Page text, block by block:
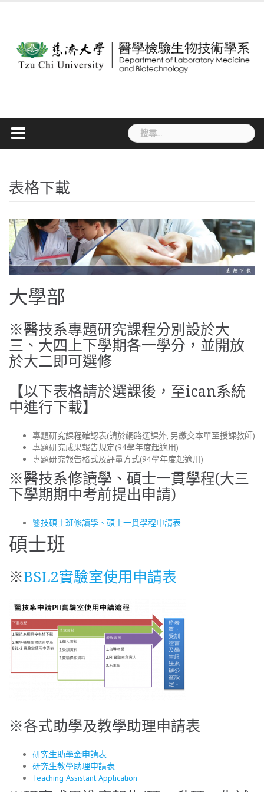
搜
尋
表格下載
大學部
※醫技系專題研究課程分別設於大
三、大四上下學期各一學分，並開放
於大二即可選修
【以下表格請於選課後，至ican系統
中進行下載】
專題研究課程確認表(請於網路選課外, 另繳交本單至授課教師)
專題研究成果報告規定(94學年度起適用)
專題研究報告格式及評量方式(94學年度起適用)
※醫技系修讀學、碩士一貫學程(大三
下學期期中考前提出申請)
醫技碩士班修讀學、碩士一貫學程申請表
碩士班
※BSL2實驗室使用申請表
※各式助學及教學助理申請表
研究生助學金申請表
研究生教學助理申請表
Teaching Assistant Application